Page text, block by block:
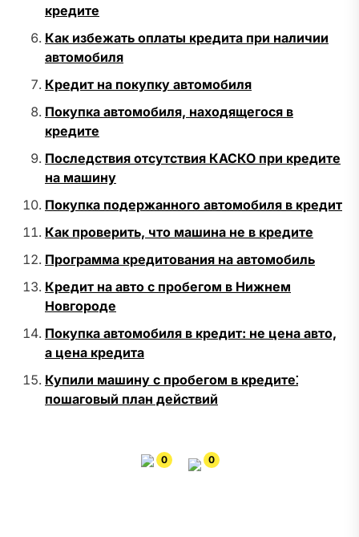
кредите
Как избежать оплаты кредита при наличии
автомобиля
Кредит на покупку автомобиля
Покупка автомобиля, находящегося в
кредите
Последствия отсутствия КАСКО при кредите
на машину
Покупка подержанного автомобиля в кредит
Как проверить, что машина не в кредите
Программа кредитования на автомобиль
Кредит на авто с пробегом в Нижнем
Новгороде
Покупка автомобиля в кредит: не цена авто,
а цена кредита
Купили машину с пробегом в кредите⁚
пошаговый план действий
0 0